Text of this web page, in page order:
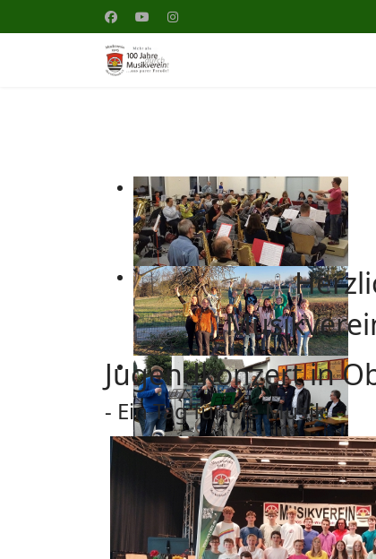
Jugendkonzert in
- Ein Tag für die Musik -